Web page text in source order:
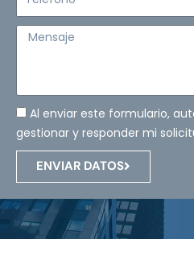
Mensaje
Al enviar este formulario,
gestionar y responder mi
ENVIAR DATOS